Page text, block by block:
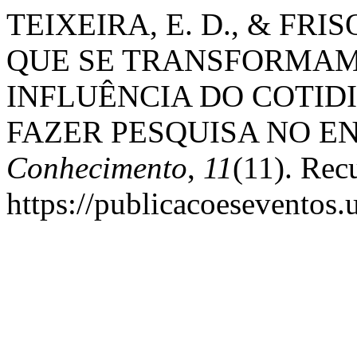
TEIXEIRA, E. D., &
QUE SE
INFLUÊNCIA DO
FAZER PESQUISA NO
Conhecimento, 11(11).
https://